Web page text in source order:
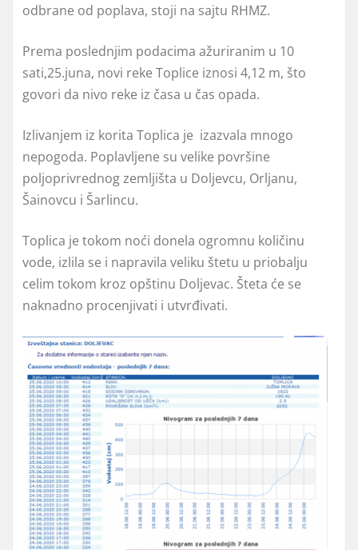
odbrane od poplava, stoji na sajtu RHMZ.
Prema poslednjim podacima ažuriranim u 10
sati,25.juna, novi reke Toplice iznosi 4,12 m, što
govori da nivo reke iz časa u čas opada.
Izlivanjem iz korita Toplica je izazvala mnogo
nepogoda. Poplavljene su velike površine
poljoprivrednog zemljišta u Doljevcu, Orljanu,
Šainovcu i Šarlincu.
Toplica je tokom noći donela ogromnu količinu
vode, izlila se i napravila veliku štetu u priobalju
celim tokom kroz opštinu Doljevac. Šteta će se
naknadno procenjivati i utvrđivati.